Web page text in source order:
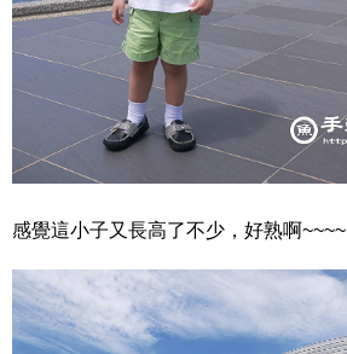
感覺這小子又長高了不少，好熟啊~~~~